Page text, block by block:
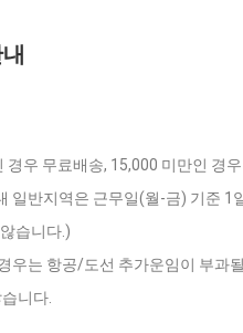
경우 무료배송, 15,000 미만인 경
일반지역은 근무일(월-금) 기준
습니다.)
우는 항공/도선 추가운임이 부과
니다.